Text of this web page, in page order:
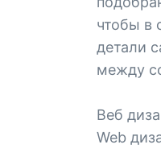
чтобы в
детали
между
Веб
Web